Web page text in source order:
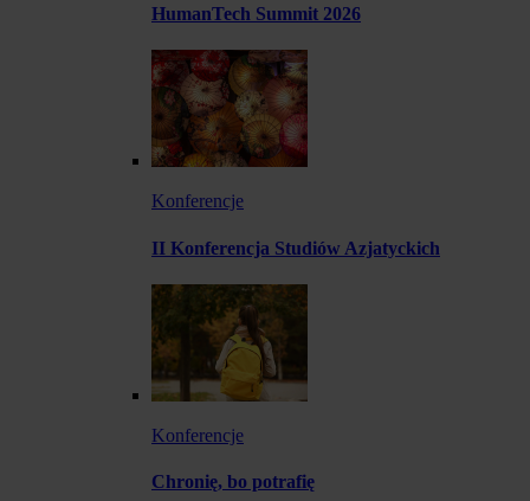
HumanTech Summit 2026
Konferencje
II Konferencja Studiów Azjatyckich
Konferencje
Chronię, bo potrafię